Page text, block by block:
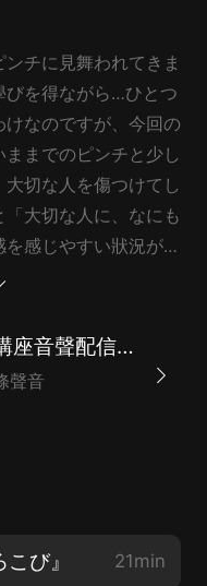
チに見舞われてきま
びを得ながら…ひとつ
なのですが、今回の
までのピンチと少し
切な人を傷つけてし
大切な人に、なにも
感じやすい狀況が長
ですね。「自分が、
ない」という無力感
めんなさい。何もで
を感じ過ぎてしまう
なたがああしていれ
を必要以上に感じて
きくまる 心理學講座音聲配信サービス
聲音
び』 21min